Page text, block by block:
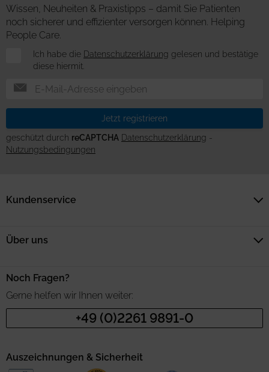
Wissen, Neuheiten & Praxistipps – damit Sie Patienten
noch sicherer und effizienter versorgen können. Helping
People Care.
NewsletterIch habe die Datenschutzerklärung gelesen und bestätige
diese hiermit.
Jetzt registrieren
geschützt durch reCAPTCHA Datenschutzerklärung -
Nutzungsbedingungen
Kundenservice
Noch Fragen?
Gerne helfen wir Ihnen weiter:
+49 (0)2261 9891-0
Über uns
Auszeichnungen & Sicherheit